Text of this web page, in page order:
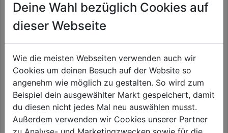
Farbrollergarnitur Vestan
24cm Flor 18mm
6,29€
Lackierroller-Set 10cm
6,59€
Deine Wahl bezüglich Cookies auf
dieser Webseite
Wie die meisten Webseiten verwenden auch wir
Cookies um deinen Besuch auf der Website so
angenehm wie möglich zu gestalten. So wird zum
Beispiel dein ausgewählter Markt gespeichert, damit
du diesen nicht jedes Mal neu auswählen musst.
Außerdem verwenden wir Cookies unserer Partner